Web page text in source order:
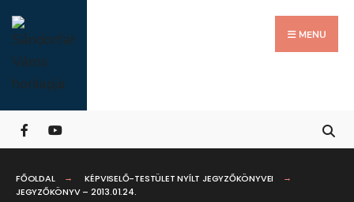
Skip
to
content
MENU
FŐOLDAL
KÉPVISELŐ-TESTÜLET NYÍLT JEGYZŐKÖNYVEI
JEGYZŐKÖNYV – 2013.01.24.
for:
Close